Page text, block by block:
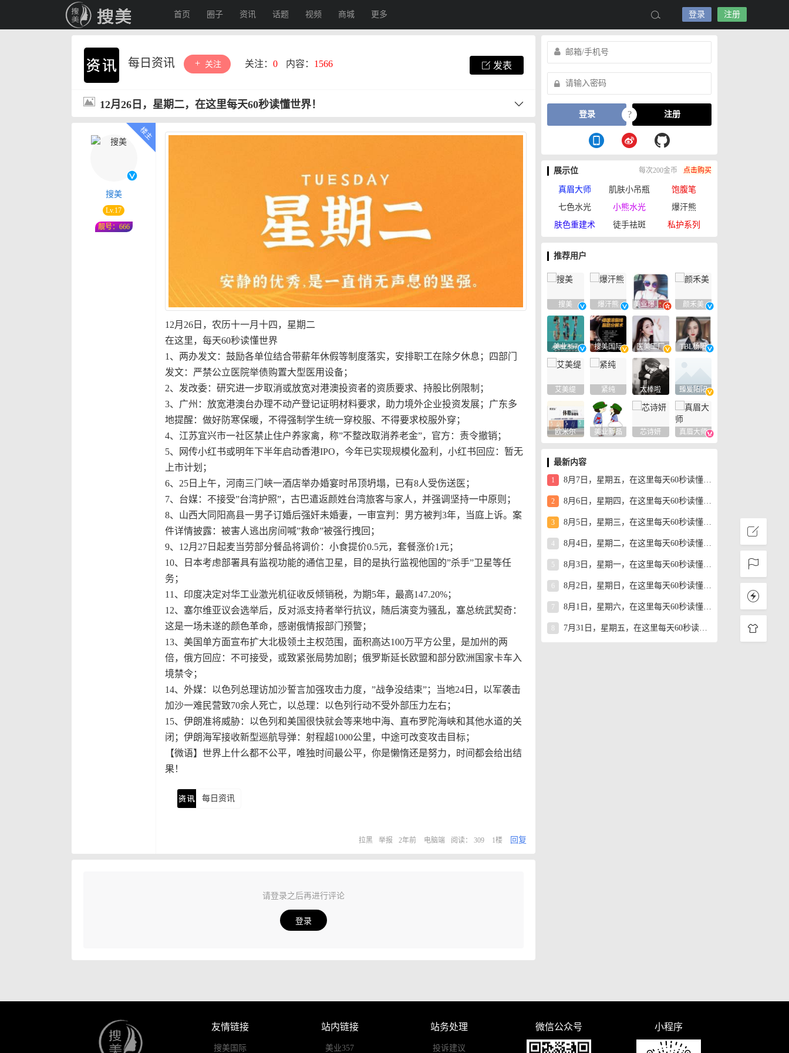
首页 圈子 资讯 话题 视频 商城 更多 登录 注册
每日资讯 关注 关注： 0 内容： 1566 发表
12月26日，星期二，在这里每天60秒读懂世界！
搜美
Lv.17
靓号：666
12月26日，农历十一月十四，星期二
在这里，每天60秒读懂世界
1、两办发文：鼓励各单位结合带薪年休假等制度落实，安排职工在除夕休息；四部门
发文：严禁公立医院举债购置大型医用设备；
2、发改委：研究进一步取消或放宽对港澳投资者的资质要求、持股比例限制；
3、广州：放宽港澳台办理不动产登记证明材料要求，助力境外企业投资发展；广东多
地提醒：做好防寒保暖，不得强制学生统一穿校服、不得要求校服外穿；
4、江苏宜兴市一社区禁止住户养家禽，称”不整改取消养老金”，官方：责令撤销；
5、网传小红书或明年下半年启动香港IPO，今年已实现规模化盈利，小红书回应：暂无
上市计划；
6、25日上午，河南三门峡一酒店举办婚宴时吊顶坍塌，已有8人受伤送医；
7、台媒：不接受”台湾护照”，古巴遣返颜姓台湾旅客与家人，并强调坚持一中原则；
8、山西大同阳高县一男子订婚后强奸未婚妻，一审宣判：男方被判3年，当庭上诉。案
件详情披露：被害人逃出房间喊”救命”被强行拽回；
9、12月27日起麦当劳部分餐品将调价：小食提价0.5元，套餐涨价1元；
10、日本考虑部署具有监视功能的通信卫星，目的是执行监视他国的”杀手”卫星等任
务；
11、印度决定对华工业激光机征收反倾销税，为期5年，最高147.20%；
12、塞尔维亚议会选举后，反对派支持者举行抗议，随后演变为骚乱，塞总统武契奇：
这是一场未遂的颜色革命，感谢俄情报部门预警；
13、美国单方面宣布扩大北极领土主权范围，面积高达100万平方公里，是加州的两
倍，俄方回应：不可接受，或致紧张局势加剧；俄罗斯延长欧盟和部分欧洲国家卡车入
境禁令；
14、外媒：以色列总理访加沙誓言加强攻击力度，”战争没结束”；当地24日，以军袭击
加沙一难民营致70余人死亡，以总理：以色列行动不受外部压力左右；
15、伊朗准将威胁：以色列和美国很快就会等来地中海、直布罗陀海峡和其他水道的关
闭；伊朗海军接收新型巡航导弹：射程超1000公里，中途可改变攻击目标；
【微语】世界上什么都不公平，唯独时间最公平，你是懒惰还是努力，时间都会给出结
果！
每日资讯
拉黑 举报 2年前 电脑端 阅读： 309 1楼 回复
请登录之后再进行评论
登录
登录 ? 注册
展示位 每次200金币 点击购买
真眉大师 肌肤小吊瓶
饱腹笔
七色水光
小熊水光
爆汗熊
肤色重建术
徒手祛斑 私护系列
推荐用户
搜美 爆汗熊 美业爆款平台 颜禾美
美业357 搜美国际 医美工厂 TBL杨阳
艾美缇 紧纯 太棒啦 臻爱阳阳
欧米尔 美业新品 芯诗妍 真眉大师
最新内容
1 8月7日，星期五，在这里每天60秒读懂世界！
2 8月6日，星期四，在这里每天60秒读懂世界！
3 8月5日，星期三，在这里每天60秒读懂世界！
4 8月4日，星期二，在这里每天60秒读懂世界！
5 8月3日，星期一，在这里每天60秒读懂世界！
6 8月2日，星期日，在这里每天60秒读懂世界！
7 8月1日，星期六，在这里每天60秒读懂世界！
7月31日，星期五，在这里每天60秒读懂世界！
友情链接
搜美国际
站内链接
美业357
站务处理
投诉建议
微信公众号 小程序